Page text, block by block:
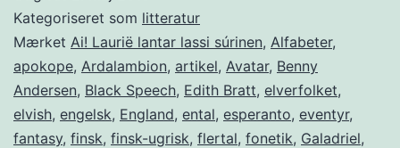
Kategoriseret som litteratur
Mærket Ai! Laurië lantar lassi súrinen, Alfabeter,
apokope, Ardalambion, artikel, Avatar, Benny
Andersen, Black Speech, Edith Bratt, elverfolket,
elvish, engelsk, England, ental, esperanto, eventyr,
fantasy, finsk, finsk-ugrisk, flertal, fonetik, Galadriel,